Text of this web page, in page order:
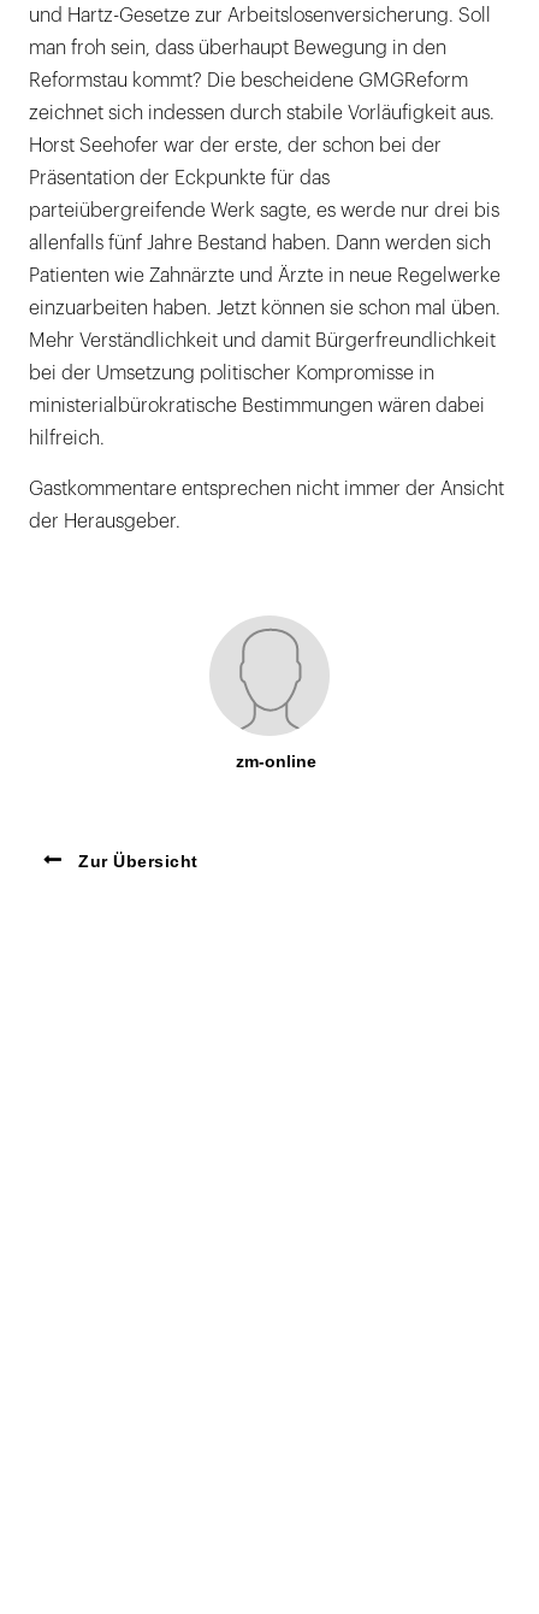
und Hartz-Gesetze zur Arbeitslosenversicherung. Soll
man froh sein, dass überhaupt Bewegung in den
Reformstau kommt? Die bescheidene GMGReform
zeichnet sich indessen durch stabile Vorläufigkeit aus.
Horst Seehofer war der erste, der schon bei der
Präsentation der Eckpunkte für das
parteiübergreifende Werk sagte, es werde nur drei bis
allenfalls fünf Jahre Bestand haben. Dann werden sich
Patienten wie Zahnärzte und Ärzte in neue Regelwerke
einzuarbeiten haben. Jetzt können sie schon mal üben.
Mehr Verständlichkeit und damit Bürgerfreundlichkeit
bei der Umsetzung politischer Kompromisse in
ministerialbürokratische Bestimmungen wären dabei
hilfreich.
Gastkommentare entsprechen nicht immer der Ansicht
der Herausgeber.
zm-online
Zur Übersicht